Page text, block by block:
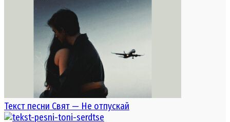
Текст песни Свят — Не отпускай